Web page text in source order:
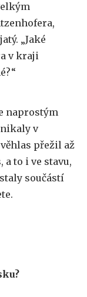
„Jaké
v kraji
naprostým
v
přežil až
a to i ve stavu,
součástí